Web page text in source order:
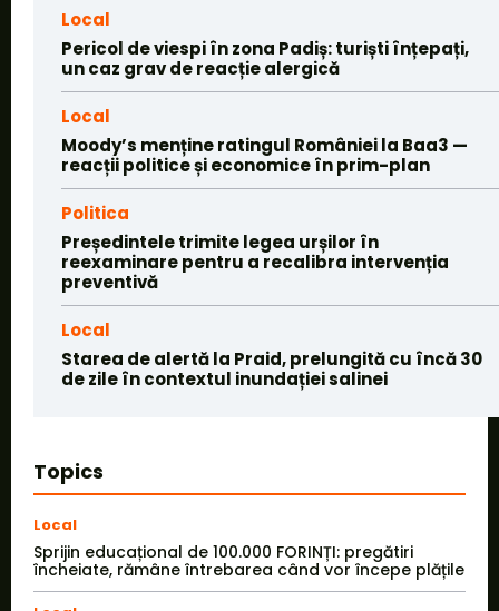
Local
Pericol de viespi în zona Padiș: turiști înțepați,
un caz grav de reacție alergică
Local
Moody’s menține ratingul României la Baa3 —
reacții politice și economice în prim-plan
Politica
Președintele trimite legea urșilor în
reexaminare pentru a recalibra intervenția
preventivă
Local
Starea de alertă la Praid, prelungită cu încă 30
de zile în contextul inundației salinei
Topics
Local
Sprijin educațional de 100.000 FORINȚI: pregătiri
încheiate, rămâne întrebarea când vor începe plățile